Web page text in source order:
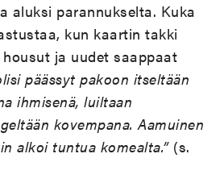
aluksi parannukselta. Kuka
kun kaartin takki
ja uudet saappaat
päässyt pakoon itseltään
ihmisenä, luiltaan
kovempana. Aamuinen
alkoi tuntua komealta.”(s.